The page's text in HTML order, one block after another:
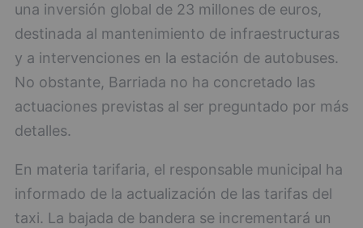
una inversión global de 23 millones de euros,
destinada al mantenimiento de infraestructuras
y a intervenciones en la estación de autobuses.
No obstante, Barriada no ha concretado las
actuaciones previstas al ser preguntado por más
detalles.
En materia tarifaria, el responsable municipal ha
informado de la actualización de las tarifas del
taxi. La bajada de bandera se incrementará un